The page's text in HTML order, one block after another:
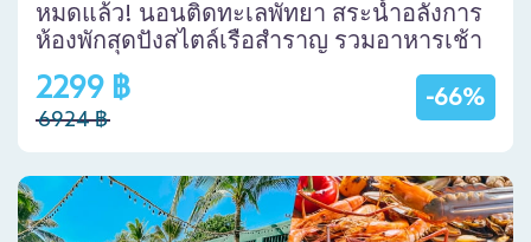
หมดแล้ว! นอนติดทะเลพัทยา สระน้ำอลังการ
ห้องพักสุดปังสไตล์เรือสำราญ รวมอาหารเช้า
-66%
2299 ฿
6924 ฿